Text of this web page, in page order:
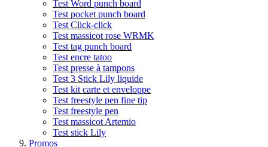
Test Word punch board
Test pocket punch board
Test Click-click
Test massicot rose WRMK
Test tag punch board
Test encre tatoo
Test presse à tampons
Test 3 Stick Lily liquide
Test kit carte et enveloppe
Test freestyle pen fine tip
Test freestyle pen
Test massicot Artemio
Test stick Lily
Promos